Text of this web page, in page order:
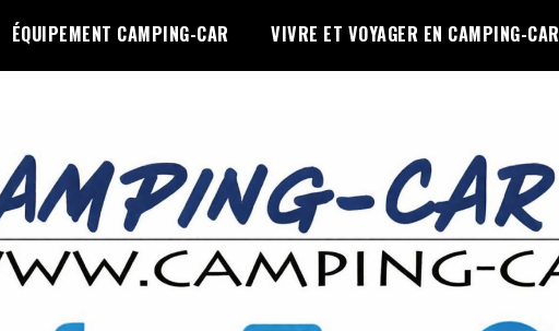
ÉQUIPEMENT CAMPING-CAR VIVRE ET VOYAGER EN CAMPING-CAR